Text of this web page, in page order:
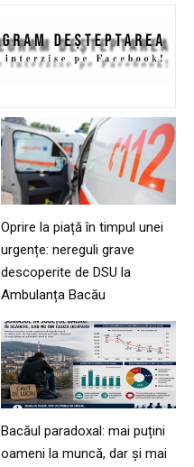
Oprire la piață în timpul unei
urgențe: nereguli grave
descoperite de DSU la
Ambulanța Bacău
Bacăul paradoxal: mai puțini
oameni la muncă, dar și mai